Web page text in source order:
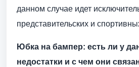
данном случае идет
представительских и
Юбка на бампер: есть ли у
недостатки и с чем они